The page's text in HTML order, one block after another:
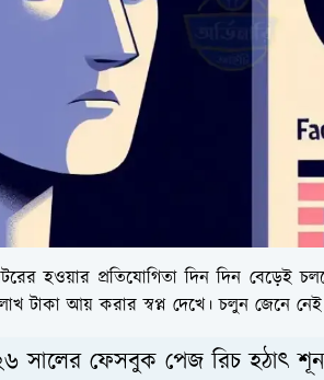
হওয়ার প্রতিযোগিতা দিন দিন বেড়েই
টাকা আয় করার স্বপ্ন দেখে। চলুন জেনে
সালের ফেসবুক পেজ রিচ হঠাৎ